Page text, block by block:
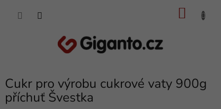
Cukr pro výrobu cukrové vaty 900g
příchuť Švestka